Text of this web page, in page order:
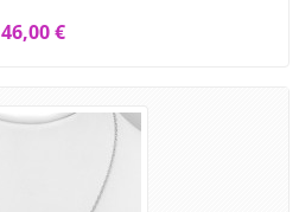
46,00 €